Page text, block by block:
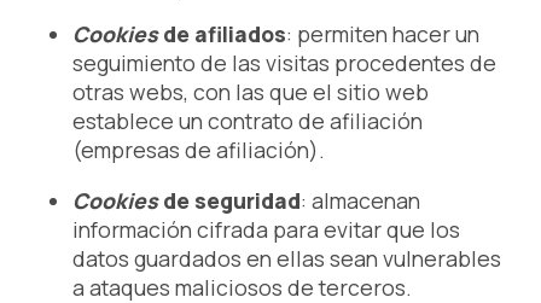
Cookiesde afiliados: permiten hacer un
seguimiento de las visitas procedentes de
otras webs, con las que el sitio web
establece un contrato de afiliación
(empresas de afiliación).
Cookiesde seguridad: almacenan
información cifrada para evitar que los
datos guardados en ellas sean vulnerables
a ataques maliciosos de terceros.